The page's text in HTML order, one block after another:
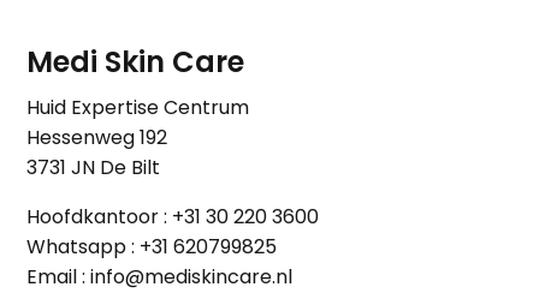
Medi Skin Care
Huid Expertise Centrum
Hessenweg 192
3731 JN De Bilt
Hoofdkantoor : +31 30 220 3600
Whatsapp : +31 620799825
Email : info@mediskincare.nl